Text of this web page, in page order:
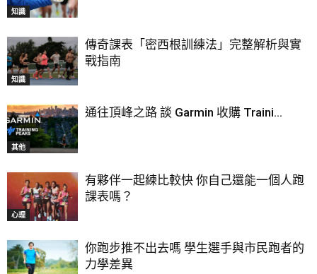
知識
知識
傳奇課表「密西根訓練法」完整解析與實
戰指南
其他
通往頂峰之路 談 Garmin 收購 Traini...
心理
有夥伴一起練比較快 你自己還能一個人跑
課表嗎？
你跑步推不出去嗎 學生選手與市民跑者的
力學差異